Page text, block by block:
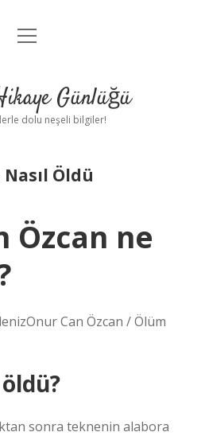
Anasayfa
Uyarı
menüyü
Günlüğü
dolu neşeli bilgiler!
Öldü
Özcan ne
Can Özcan / Ölüm
sonra teknenin alabora